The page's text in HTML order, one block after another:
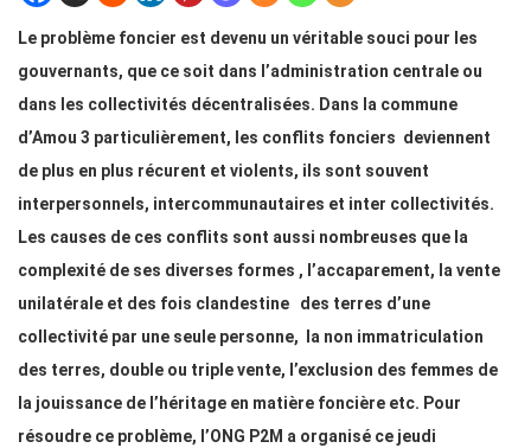
Le problème foncier est devenu un véritable souci pour les
gouvernants, que ce soit dans l’administration centrale ou
dans les collectivités décentralisées. Dans la commune
d’Amou 3 particulièrement, les conflits fonciers deviennent
de plus en plus récurent et violents, ils sont souvent
interpersonnels, intercommunautaires et inter collectivités.
Les causes de ces conflits sont aussi nombreuses que la
complexité de ses diverses formes , l’accaparement, la vente
unilatérale et des fois clandestine des terres d’une
collectivité par une seule personne, la non immatriculation
des terres, double ou triple vente, l’exclusion des femmes de
la jouissance de l’héritage en matière foncière etc. Pour
résoudre ce problème, l’ONG P2M a organisé ce jeudi